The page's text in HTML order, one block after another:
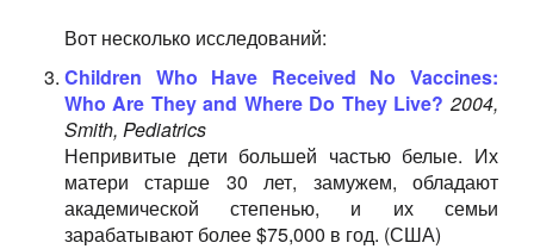
Вот несколько исследований:
Children Who Have Received No Vaccines:
Who Are They and Where Do They Live? 2004,
Smith, Pediatrics
Непривитые дети большей частью белые. Их
матери старше 30 лет, замужем, обладают
академической степенью, и их семьи
зарабатывают более $75,000 в год. (США)